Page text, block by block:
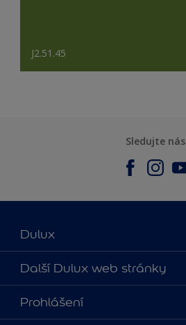
J2.51.45
Sledujte nás
Dulux
O nás
Kontaktujte nás
Najít obchod
Další Dulux web stránky
duluxmalir.cz
duluxmaliar.sk
Prohlášení